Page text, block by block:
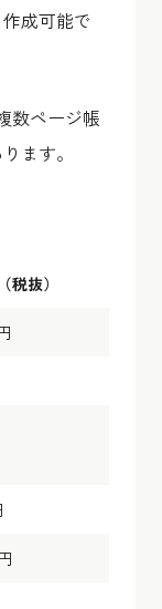
成可能で
数ページ帳
ます。
税抜）